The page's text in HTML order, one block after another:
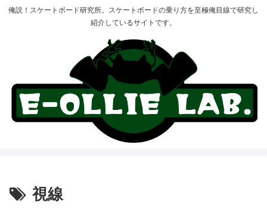
俺説！スケートボード研究所。スケートボードの乗り方を至極俺目線で研究し
紹介しているサイトです。
視線